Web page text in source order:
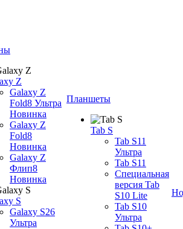
Z
Galaxy Z
Fold8 Ультра
Новинка
Galaxy Z
Fold8
Новинка
Galaxy Z
Флип8
Новинка
S
Galaxy S26
Ультра
Планшеты
Tab S
Tab S11
Ультра
Tab S11
Специальная
версия Tab
S10 Lite
Tab S10
Ультра